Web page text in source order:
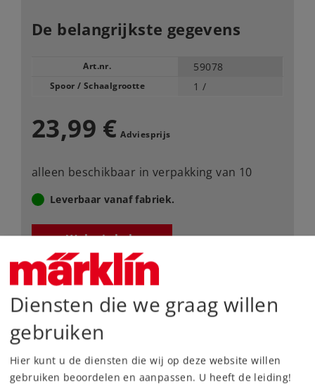
De belangrijkste gegevens
Art.nr. 59078
Spoor / Schaalgrootte 1 /
23,99 € Adviesprijs
alleen beschikbaar in verpakking van 10
Leverbaar vanaf fabriek.
Webwinkel
Dealer zoeken
Downloads
Diensten die we graag willen
gebruiken
Hier kunt u de diensten die wij op deze website willen
gebruiken beoordelen en aanpassen. U heeft de leiding!